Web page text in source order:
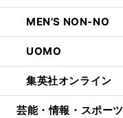
MEN'S NON-NO
UOMO
集英社オンライン
芸能・情報・スポーツ